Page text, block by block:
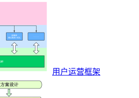
用户运营框架